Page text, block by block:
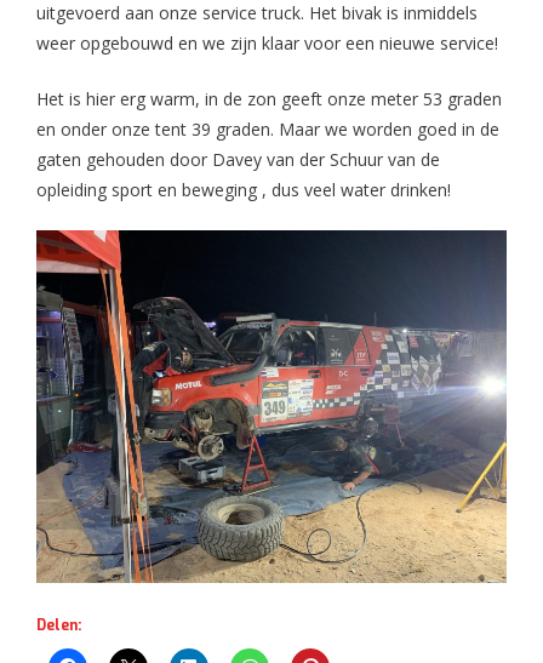
uitgevoerd aan onze service truck. Het bivak is inmiddels
weer opgebouwd en we zijn klaar voor een nieuwe service!
Het is hier erg warm, in de zon geeft onze meter 53 graden
en onder onze tent 39 graden. Maar we worden goed in de
gaten gehouden door Davey van der Schuur van de
opleiding sport en beweging , dus veel water drinken!
Delen: